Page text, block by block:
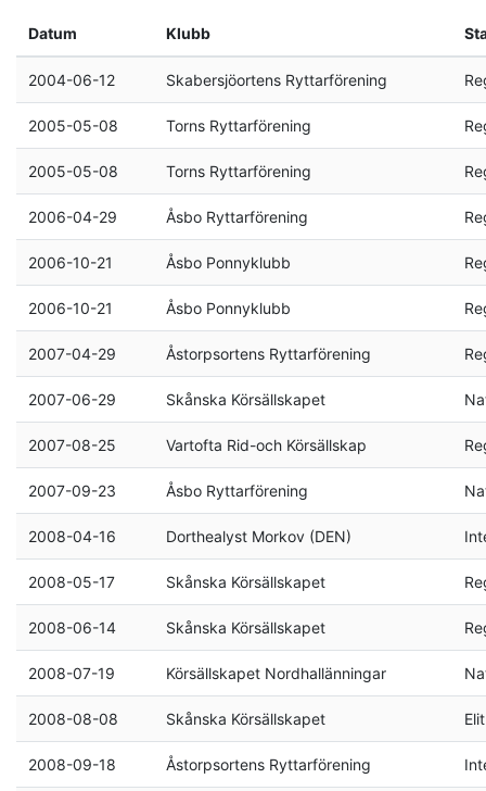
Datum Klubb
2004-06-12 Skabersjöortens Ryttarförening
2005-05-08 Torns Ryttarförening
2005-05-08 Torns Ryttarförening
2006-04-29 Åsbo Ryttarförening
2006-10-21 Åsbo Ponnyklubb
2006-10-21 Åsbo Ponnyklubb
2007-04-29 Åstorpsortens Ryttarförening
2007-06-29 Skånska Körsällskapet
2007-08-25 Vartofta Rid-och Körsällskap
2007-09-23 Åsbo Ryttarförening
2008-04-16 Dorthealyst Morkov (DEN)
2008-05-17 Skånska Körsällskapet
2008-06-14 Skånska Körsällskapet
2008-07-19 Körsällskapet Nordhallänningar
2008-08-08 Skånska Körsällskapet Elit
2008-09-18 Åstorpsortens Ryttarförening